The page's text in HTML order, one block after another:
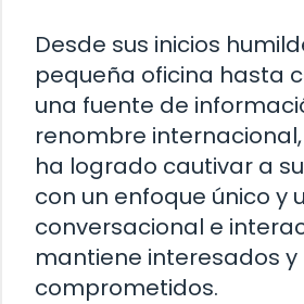
Desde sus inicios
pequeña oficina hasta
una fuente de
renombre
ha logrado cautivar a
con un enfoque único y
conversacional e
mantiene interesados y
comprometidos.